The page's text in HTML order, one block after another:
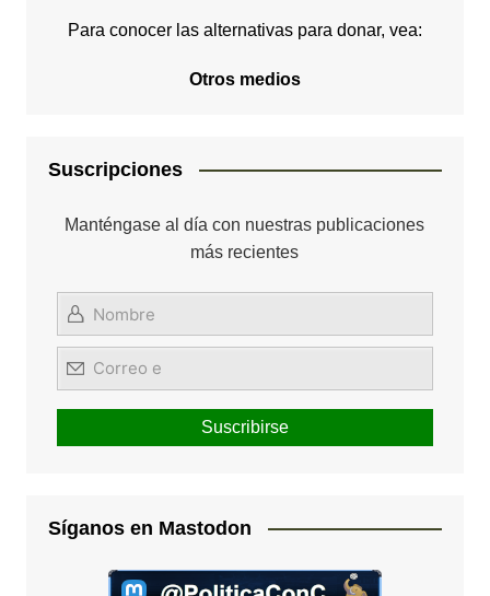
Para conocer las alternativas para donar, vea:
Otros medios
Suscripciones
Manténgase al día con nuestras publicaciones
más recientes
Síganos en Mastodon